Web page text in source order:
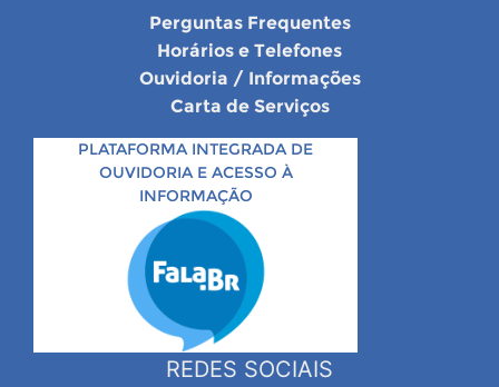
Perguntas Frequentes
Horários e Telefones
Ouvidoria / Informações
Carta de Serviços
PLATAFORMA INTEGRADA DE
OUVIDORIA E ACESSO À
INFORMAÇÃO
REDES SOCIAIS